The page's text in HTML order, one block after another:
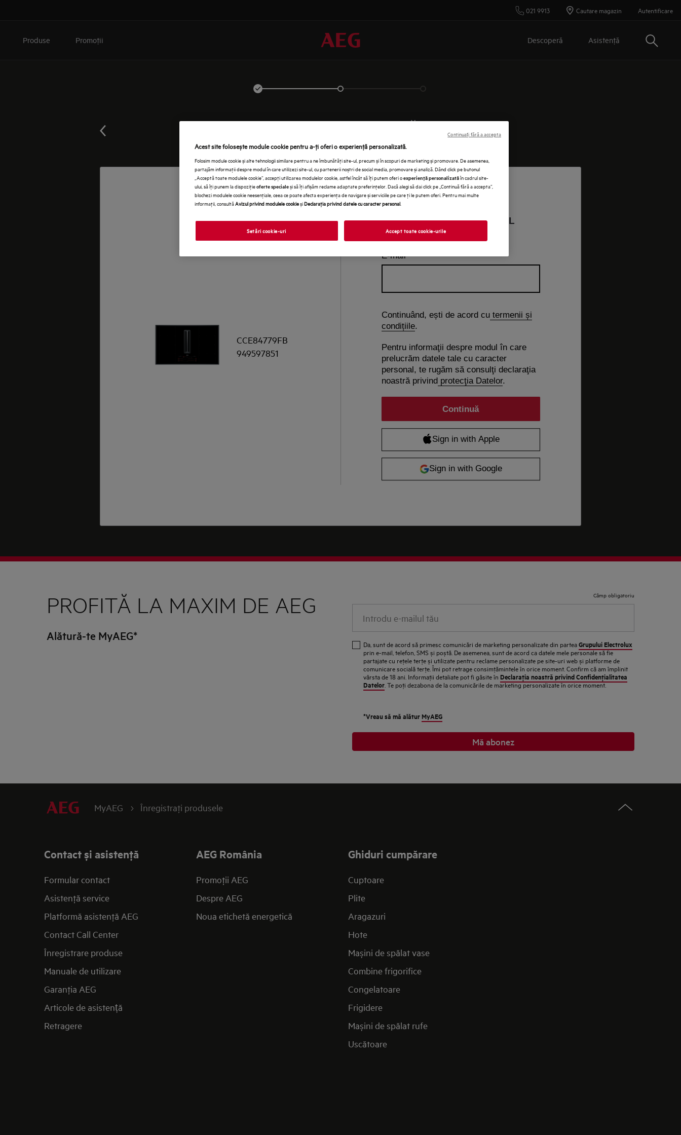
021 9913 Cautare magazin Autentificare
Produse Promoţii Descoperă Asistenţă Cautare
CCE84779FB
949597851
INTRODU E-MAIL
E-mail
Continuând, ești de acord cutermenii și
condițiile.
Pentru informaţii despre modul în care
prelucrăm datele tale cu caracter
personal, te rugăm să consulţi declaraţia
noastră privindprotecţia Datelor.
PROFITĂ LA MAXIM DE AEG
Alătură-te MyAEG*
Câmp obligatoriu
Da, sunt de acord să primesc comunicări de marketing personalizate din parteaGrupului Electrolux
prin e-mail, telefon, SMS și poștă. De asemenea, sunt de acord ca datele mele personale să fie
partajate cu reţele terţe și utilizate pentru reclame personalizate pe site-uri web și platforme de
comunicare socială terţe. Îmi pot retrage consimţămintele în orice moment. Confirm că am împlinit
vârsta de 18 ani. Informaţii detaliate pot fi găsite în Declaraţia noastră privind Confidenţialitatea
Datelor . Te poţi dezabona de la comunicările de marketing personalizate în orice moment.
*Vreau să mă alătur MyAEG
Mă abonez
MyAEG Înregistraţi produsele
Contact și asistenţă
Formular contact
Asistenţă service
Platformă asistenţă AEG
Contact Call Center
Înregistrare produse
Manuale de utilizare
Garanţia AEG
Articole de asistență
Retragere
AEG România
Promoţii AEG
Despre AEG
Noua etichetă energetică
Ghiduri cumpărare
Cuptoare
Plite
Aragazuri
Hote
Mașini de spălat vase
Combine frigorifice
Congelatoare
Frigidere
Mașini de spălat rufe
Uscătoare
Acest site folosește module cookie pentru a-ţi oferi o experienţă personalizată.
Folosim module cookie și alte tehnologii similare pentru a ne îmbunătăţi site-ul, precum și în scopuri de marketing și promovare. De asemenea,
partajăm informaţii despre modul în care utilizezi site-ul, cu partenerii noștri de social media, promovare și analiză. Dând click pe butonul
„Acceptă toate modulele cookie”, accepţi utilizarea modulelor cookie, astfel încât să îţi putem oferi oexperienţă personalizatăîn cadrul site-
ului, să îţi punem la dispoziţieoferte specialeși să îţi afișăm reclame adaptate preferinţelor. Dacă alegi să dai click pe „Continuă fără a accepta”,
blochezi modulele cookie neesenţiale, ceea ce poate afecta experienţa de navigare și serviciile pe care ţi le putem oferi. Pentru mai multe
informaţii, consultăAvizul privind modulele cookieșiDeclaraţia privind datele cu caracter personal
Setări cookie-uri Accept toate cookie-urile
Continuați fără a accepta